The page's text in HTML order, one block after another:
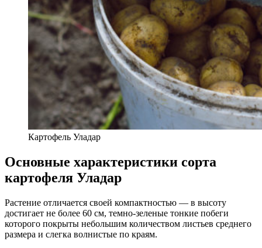
Картофель Уладар
Основные характеристики сорта
картофеля Уладар
Растение отличается своей компактностью — в высоту
достигает не более 60 см, темно-зеленые тонкие побеги
которого покрыты небольшим количеством листьев среднего
размера и слегка волнистые по краям.